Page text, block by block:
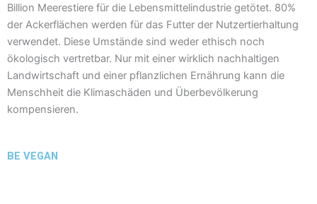
Billion Meerestiere für die Lebensmittelindustrie getötet. 80%
der Ackerflächen werden für das Futter der Nutzertierhaltung
verwendet. Diese Umstände sind weder ethisch noch
ökologisch vertretbar. Nur mit einer wirklich nachhaltigen
Landwirtschaft und einer pflanzlichen Ernährung kann die
Menschheit die Klimaschäden und Überbevölkerung
kompensieren.
BE VEGAN